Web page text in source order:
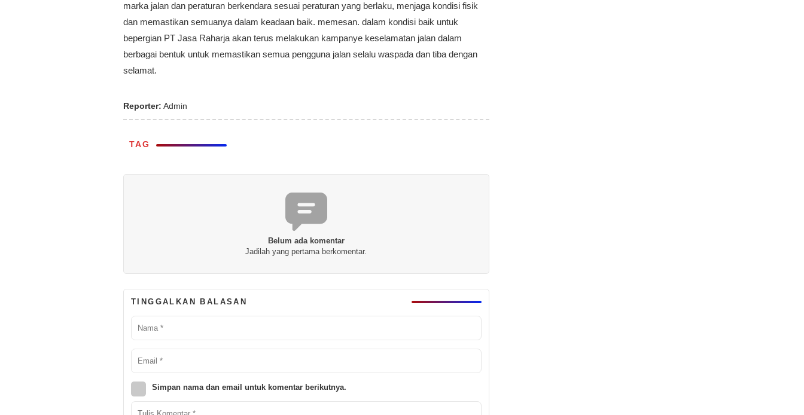
marka jalan dan peraturan berkendara sesuai peraturan yang berlaku, menjaga kondisi fisik
dan memastikan semuanya dalam keadaan baik. memesan. dalam kondisi baik untuk
bepergian PT Jasa Raharja akan terus melakukan kampanye keselamatan jalan dalam
berbagai bentuk untuk memastikan semua pengguna jalan selalu waspada dan tiba dengan
selamat.
Reporter: Admin
TAG
Belum ada komentar
Jadilah yang pertama berkomentar.
TINGGALKAN BALASAN
Simpan nama dan email untuk komentar berikutnya.